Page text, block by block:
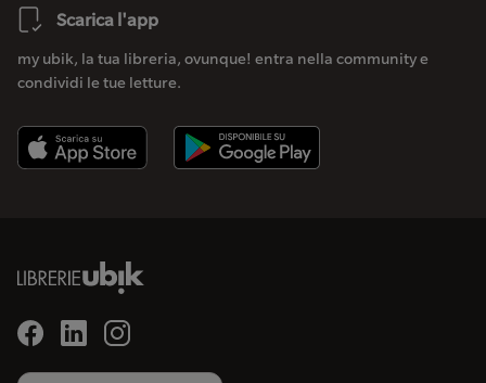
Scarica l'app
my ubik, la tua libreria, ovunque! entra nella community e
condividi le tue letture.